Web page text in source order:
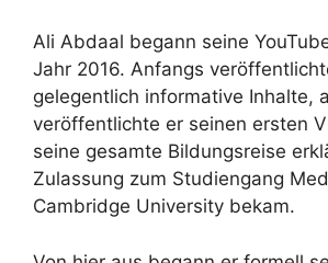
Ali Abdaal begann seine
Jahr 2016. Anfangs
gelegentlich informative Inhalte,
veröffentlichte er seinen ersten
seine gesamte Bildungsreise
Zulassung zum Studiengang
Cambridge University bekam.